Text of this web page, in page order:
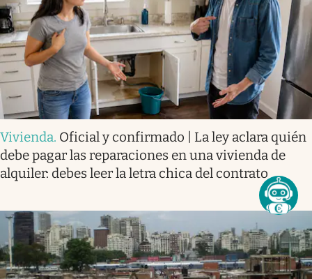
Vivienda. Oficial y confirmado | La ley aclara quién
debe pagar las reparaciones en una vivienda de
alquiler: debes leer la letra chica del contrato